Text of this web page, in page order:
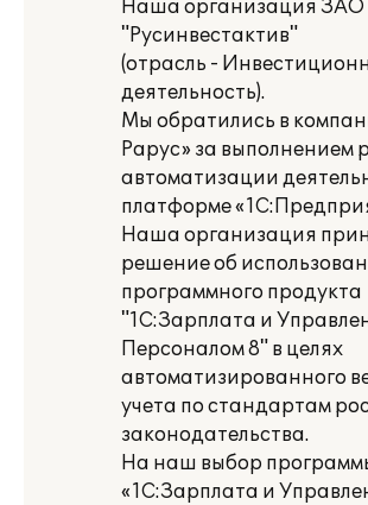
Наша организация ЗАО
"Русинвестактив"
(отрасль -
деятельность).
Мы обратились в
Рарус» за выполнением
автоматизации
платформе
Наша организация
решение об
программного продукта
"1С:Зарплата и
Персоналом 8" в целях
автоматизированного
учета по стандартам
законодательства.
На наш выбор
«1С:Зарплата и